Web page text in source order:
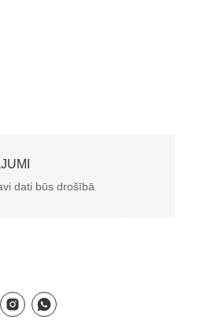
dati būs drošībā